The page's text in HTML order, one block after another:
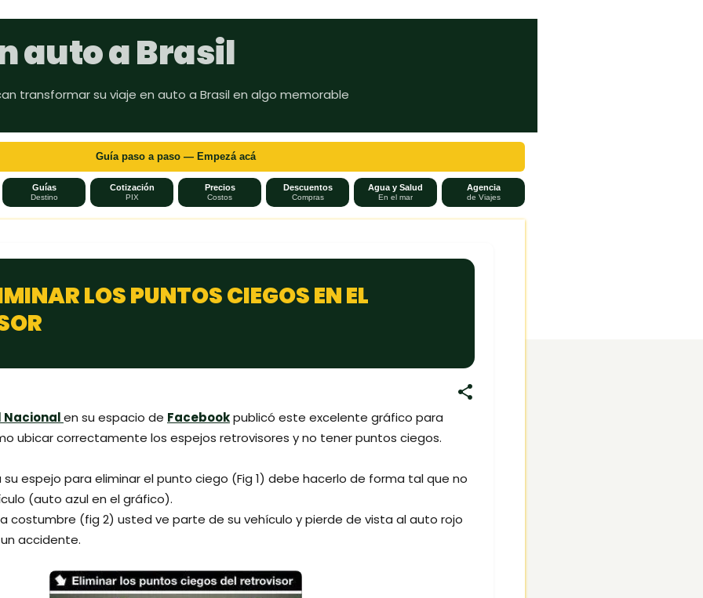
Ir al contenido principal
auto a Brasil
transformar su viaje en auto a Brasil en algo memorable
Guía paso a paso — Empezá acá
Guías
Destino
Cotización
PIX
Precios
Costos
Descuentos
Compras
Agua y Salud
En el mar
Agencia
de Viajes
LOS PUNTOS CIEGOS EN EL
Nacionalen su espacio de Facebookpublicó este excelente gráfico para
ubicar correctamente los espejos retrovisores y no tener puntos ciegos.
espejo para eliminar el punto ciego (Fig 1) debe hacerlo de forma tal que no
(auto azul en el gráfico).
costumbre (fig 2) usted ve parte de su vehículo y pierde de vista al auto rojo
accidente.